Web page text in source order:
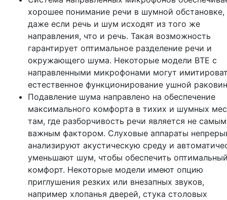
хорошее понимание речи в шумной обстановке,
даже если речь и шум исходят из того же
направления, что и речь. Такая возможность
гарантирует оптимальное разделение речи и
окружающего шума. Некоторые модели BTE с
направленными микрофонами могут
естественное функционирование ушной
Подавление шума направлено на обеспечение
максимального комфорта в тихих и шумных
там, где разборчивость речи является не самым
важным фактором. Слуховые аппараты
анализируют акустическую среду и
уменьшают шум, чтобы обеспечить
комфорт. Некоторые модели имеют опцию
приглушения резких или внезапных звуков,
например хлопанья дверей, стука столовых